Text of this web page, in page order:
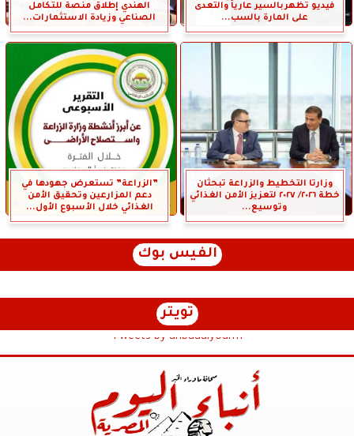
فيديو تظهربالسير عارياً والتعدى
على المارة بالسب...
الهندي إطلاق منصة للتكامل
الصناعي وزيادة الاستثمارات...
وزارتا التخطيط والزراعة تبحثان
خطة ٢٠٢٦/ ٢٠٢٧ لتعزيز الأمن الغذائي
وتوسيع...
”الزراعة” تستعرض جهودها في
دعم المزارعين وتحقيق الأمن
الغذائي خلال الأسبوع الأول...
الفيس بوك
تويتر
Tweets by anbaaalyoum1